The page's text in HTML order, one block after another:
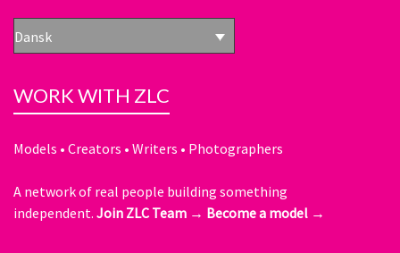
Dansk
WORK WITH ZLC
Models • Creators • Writers • Photographers
A network of real people building something
independent. Join ZLC Team → Become a model →